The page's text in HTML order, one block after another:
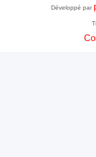
Développé par